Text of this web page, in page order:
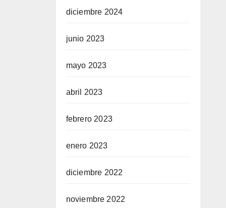
diciembre 2024
junio 2023
mayo 2023
abril 2023
febrero 2023
enero 2023
diciembre 2022
noviembre 2022